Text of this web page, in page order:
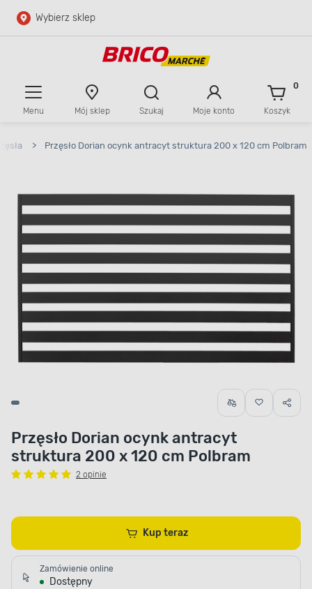
Przejdź do głównej zawartości
Wybierz sklep
Menu Mój sklep Szukaj Moje konto Koszyk
0
> Przęsło Dorian ocynk antracyt struktura 200 x 120 cm Polbram
Przęsło Dorian ocynk antracyt
struktura 200 x 120 cm Polbram
2 opinie
Kup teraz
Zamówienie online
Dostępny